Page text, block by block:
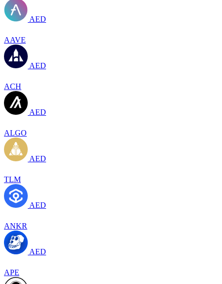
AED
AAVE
AED
ACH
AED
ALGO
AED
TLM
AED
ANKR
AED
APE